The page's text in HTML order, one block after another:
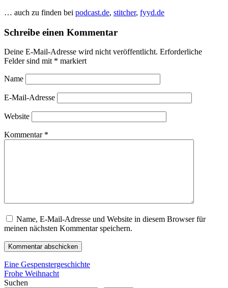
… auch zu finden bei podcast.de, stitcher, fyyd.de
Schreibe einen Kommentar
Deine E-Mail-Adresse wird nicht veröffentlicht. Erforderliche
Felder sind mit * markiert
Name
E-Mail-Adresse
Website
Kommentar *
Name, E-Mail-Adresse und Website in diesem Browser für
meinen nächsten Kommentar speichern.
Beitragsnavigation
Vorheriger
Beitrag:
Eine Gespenstergeschichte
Nächster
Beitrag:
Frohe Weihnacht
Suchen